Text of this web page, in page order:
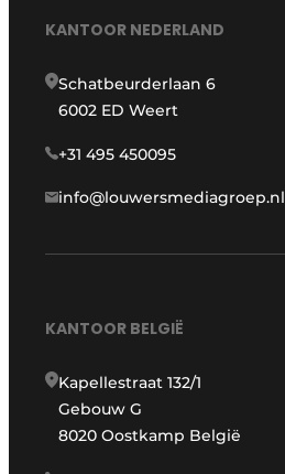
KANTOOR NEDERLAND
Schatbeurderlaan 6
6002 ED Weert
+31 495 450095
info@louwersmediagroep.nl
KANTOOR BELGIË
Kapellestraat 132/1
Gebouw G
8020 Oostkamp België